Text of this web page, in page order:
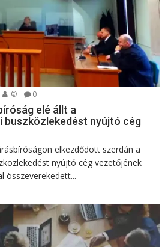
© 0
elé állt a
buszközlekedést nyújtó cég
elkezdődött szerdán a
nyújtó cég vezetőjének
összeverekedett...